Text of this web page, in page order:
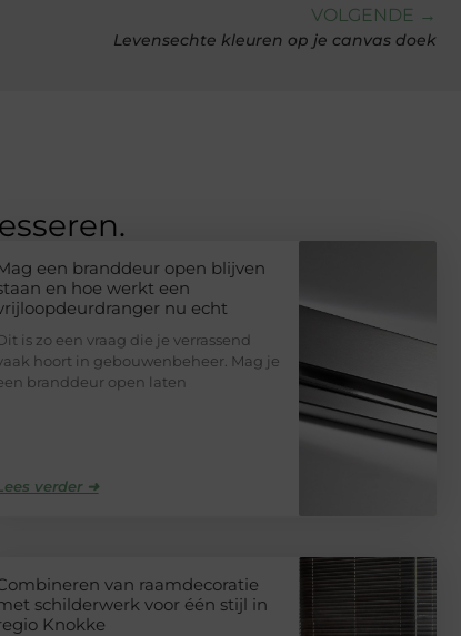
VOLGENDE →
Levensechte kleuren op je canvas doek
een branddeur open blijven
en hoe werkt een
nu echt
is zo een vraag die je verrassend
hoort in gebouwenbeheer. Mag je
branddeur open laten
verder ➜
van raamdecoratie
schilderwerk voor één stijl in
Knokke